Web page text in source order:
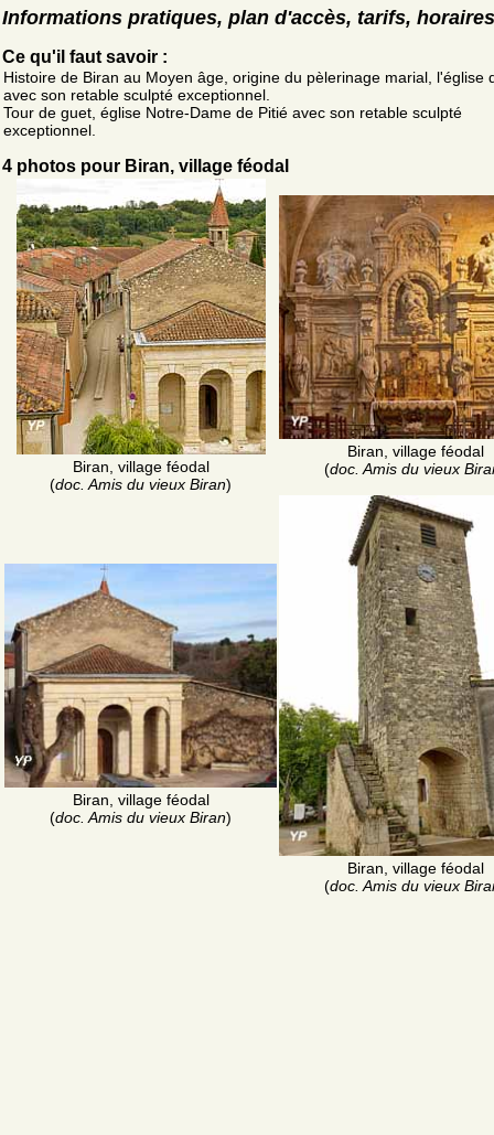
Informations pratiques, plan d'accès, tarifs, horaires
Ce qu'il faut savoir :
Histoire de Biran au Moyen âge, origine du pèlerinage marial, l'église
avec son retable sculpté exceptionnel.
Tour de guet, église Notre-Dame de Pitié avec son retable sculpté
exceptionnel.
4 photos pour Biran, village féodal
Biran, village féodal
(doc. Amis du vieux Biran)
Biran, village féodal
(doc. Amis du vieux
Biran, village féodal
(doc. Amis du vieux Biran)
Biran, village féodal
(doc. Amis du vieux